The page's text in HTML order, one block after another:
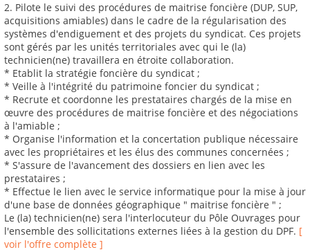
2. Pilote le suivi des procédures de maitrise foncière (DUP, SUP,
acquisitions amiables) dans le cadre de la régularisation des
systèmes d'endiguement et des projets du syndicat. Ces projets
sont gérés par les unités territoriales avec qui le (la)
technicien(ne) travaillera en étroite collaboration.
* Etablit la stratégie foncière du syndicat ;
* Veille à l'intégrité du patrimoine foncier du syndicat ;
* Recrute et coordonne les prestataires chargés de la mise en
œuvre des procédures de maitrise foncière et des négociations
à l'amiable ;
* Organise l'information et la concertation publique nécessaire
avec les propriétaires et les élus des communes concernées ;
* S'assure de l'avancement des dossiers en lien avec les
prestataires ;
* Effectue le lien avec le service informatique pour la mise à jour
d'une base de données géographique " maitrise foncière " ;
Le (la) technicien(ne) sera l'interlocuteur du Pôle Ouvrages pour
l'ensemble des sollicitations externes liées à la gestion du DPF. [
voir l'offre complète ]